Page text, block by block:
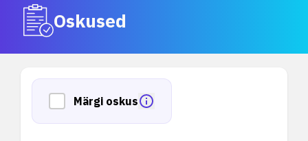
Oskused
Märgi oskus